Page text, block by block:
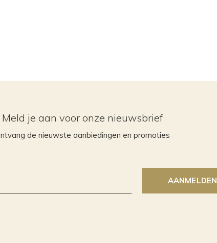
Meld je aan voor onze nieuwsbrief
de nieuwste aanbiedingen en promoties
AANMELDEN